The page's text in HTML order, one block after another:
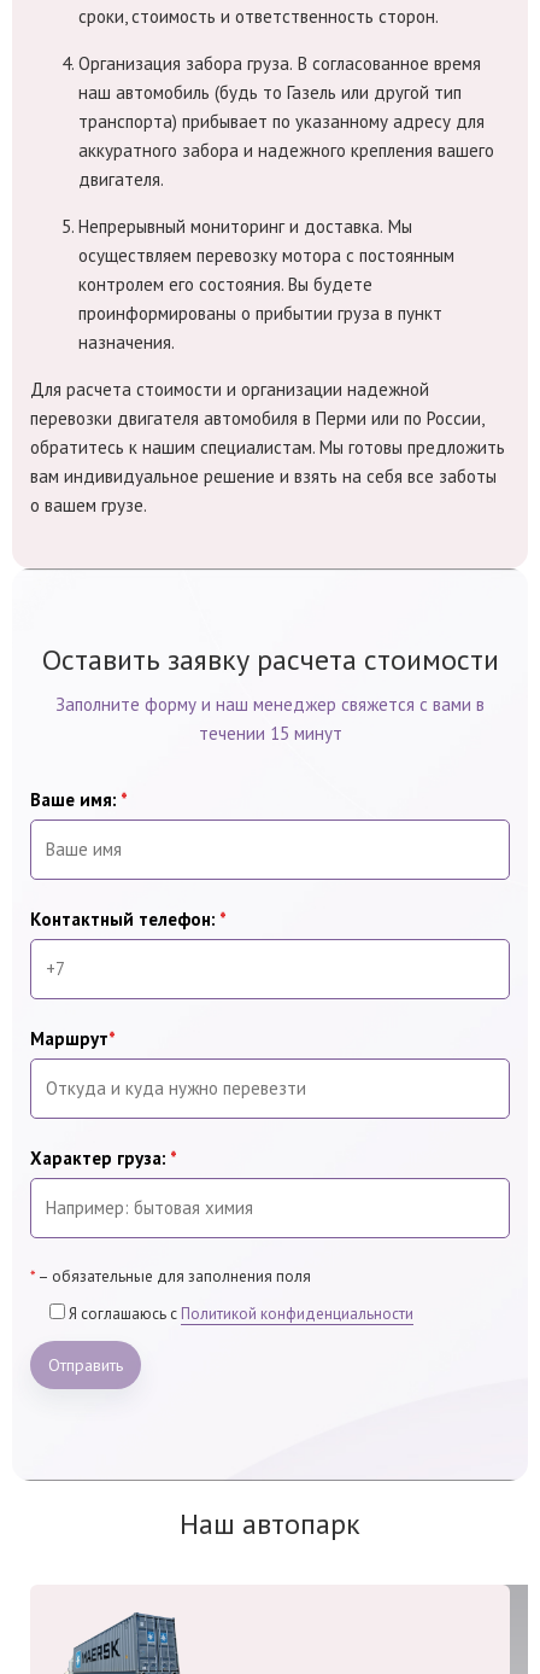
сроки, стоимость и ответственность сторон.
Организация забора груза. В согласованное время
наш автомобиль (будь то Газель или другой тип
транспорта) прибывает по указанному адресу для
аккуратного забора и надежного крепления вашего
двигателя.
Непрерывный мониторинг и доставка. Мы
осуществляем перевозку мотора с постоянным
контролем его состояния. Вы будете
проинформированы о прибытии груза в пункт
назначения.
Для расчета стоимости и организации надежной
перевозки двигателя автомобиля в Перми или по России,
обратитесь к нашим специалистам. Мы готовы предложить
вам индивидуальное решение и взять на себя все заботы
о вашем грузе.
Оставить заявку расчета стоимости
Заполните форму и наш менеджер свяжется с вами в
течении 15 минут
Ваше имя: *
Контактный телефон: *
Маршрут*
Характер груза: *
* – обязательные для заполнения поля
Я соглашаюсь с Политикой конфиденциальности
Отправить
Наш автопарк